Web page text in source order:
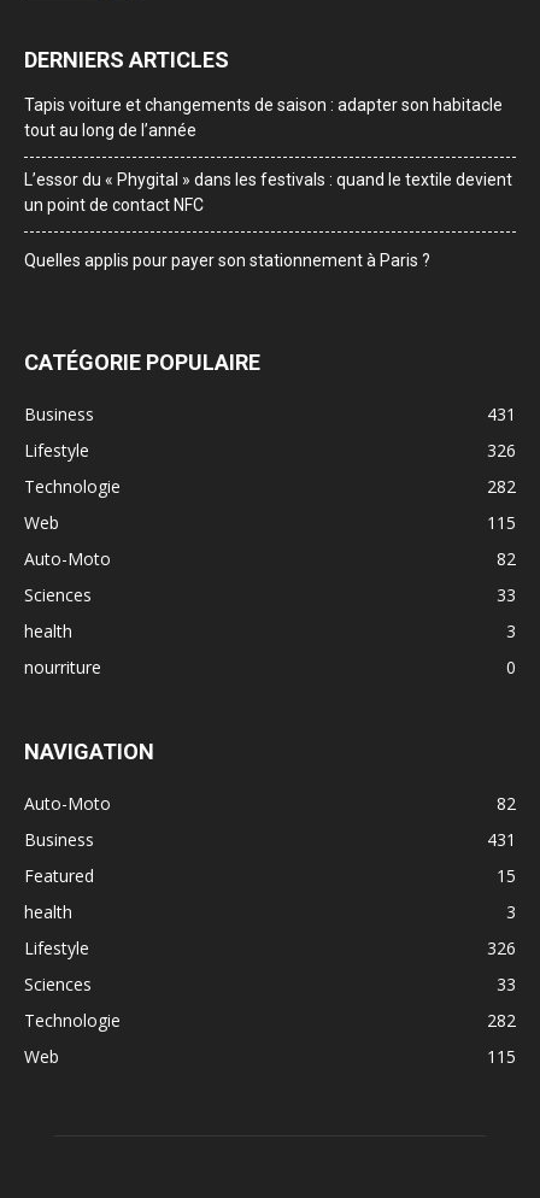
DERNIERS ARTICLES
Tapis voiture et changements de saison : adapter son habitacle
tout au long de l’année
L’essor du « Phygital » dans les festivals : quand le textile devient
un point de contact NFC
Quelles applis pour payer son stationnement à Paris ?
CATÉGORIE POPULAIRE
Business
431
Lifestyle
326
Technologie
282
Web
115
Auto-Moto
82
Sciences
33
health
3
nourriture
0
NAVIGATION
Auto-Moto
82
Business
431
Featured
15
health
3
Lifestyle
326
Sciences
33
Technologie
282
Web
115